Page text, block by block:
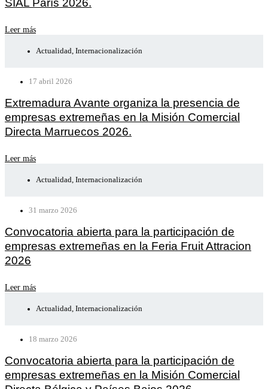
SIAL París 2026.
Leer más
Actualidad, Internacionalización
17 abril 2026
Extremadura Avante organiza la presencia de
empresas extremeñas en la Misión Comercial
Directa Marruecos 2026.
Leer más
Actualidad Internacionalización
31 marzo 2026
Convocatoria abierta para la participación de
empresas extremeñas en la Feria Fruit Attracion
2026
Leer más
Actualidad Internacionalización
18 marzo 2026
Convocatoria abierta para la participación de
empresas extremeñas en la Misión Comercial